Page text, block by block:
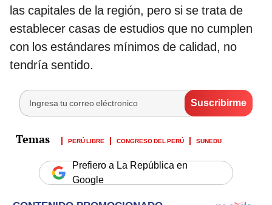
las capitales de la región, pero si se trata de
establecer casas de estudios que no cumplen
con los estándares mínimos de calidad, no
tendría sentido.
PERÚ LIBRE CONGRESO DEL PERÚ SUNEDU
Prefiero a La República en
Google